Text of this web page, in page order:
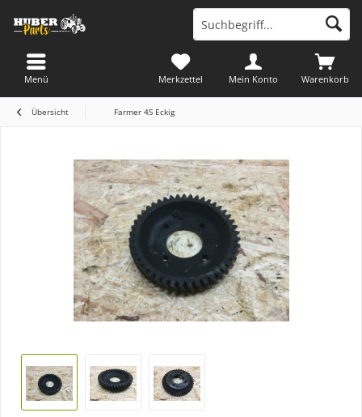
Warenkorb
Merkzettel Mein Konto
Menü
Übersicht Farmer 4S Eckig